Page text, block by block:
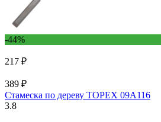
-44%
217 ₽
389 ₽
Стамеска по дереву TOPEX 09A116
3.8